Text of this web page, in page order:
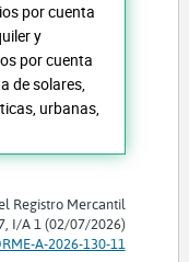
por cuenta
y
por cuenta
de solares,
urbanas,
Registro Mercantil
I/A 1 (02/07/2026)
A-2026-130-11